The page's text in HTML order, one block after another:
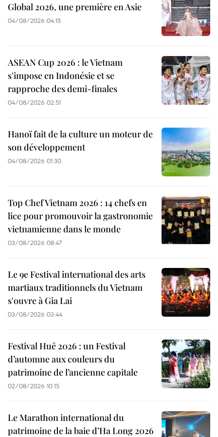
Global 2026, une première en Asie
04/08/2026 04:15
ASEAN Cup 2026 : le Vietnam
s'impose en Indonésie et se
rapproche des demi-finales
04/08/2026 02:51
Hanoï fait de la culture un moteur de
son développement
04/08/2026 01:30
Top Chef Vietnam 2026 : 14 chefs en
lice pour promouvoir la gastronomie
vietnamienne dans le monde
03/08/2026 08:47
Le 9e Festival international des arts
martiaux traditionnels du Vietnam
s'ouvre à Gia Lai
03/08/2026 03:44
Festival Huê 2026 : un Festival
d’automne aux couleurs du
patrimoine de l’ancienne capitale
02/08/2026 10:15
Le Marathon international du
patrimoine de la baie d’Ha Long 2026